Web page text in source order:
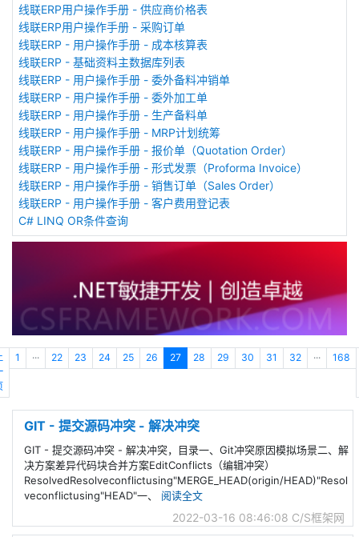
线联ERP用户操作手册 - 供应商价格表
线联ERP用户操作手册 - 采购订单
线联ERP - 用户操作手册 - 成本核算表
线联ERP - 基础资料主数据库列表
线联ERP - 用户操作手册 - 委外备料冲销单
线联ERP - 用户操作手册 - 委外加工单
线联ERP - 用户操作手册 - 生产备料单
线联ERP - 用户操作手册 - MRP计划统筹
线联ERP - 用户操作手册 - 报价单（Quotation Order）
线联ERP - 用户操作手册 - 形式发票（Proforma Invoice）
线联ERP - 用户操作手册 - 销售订单（Sales Order）
线联ERP - 用户操作手册 - 客户费用登记表
C# LINQ OR条件查询
1 ··· 22 23 24 25 26 27 28 29 30 31 32 ··· 168
GIT - 提交源码冲突 - 解决冲突
GIT - 提交源码冲突 - 解决冲突，目录一、Git冲突原因模拟场景二、解
决方案差异代码块合并方案EditConflicts（编辑冲突）
ResolvedResolveconflictusing"MERGE_HEAD(origin/HEAD)"Resol
veconflictusing"HEAD"一、 阅读全文
2022-03-16 08:46:08 C/S框架网